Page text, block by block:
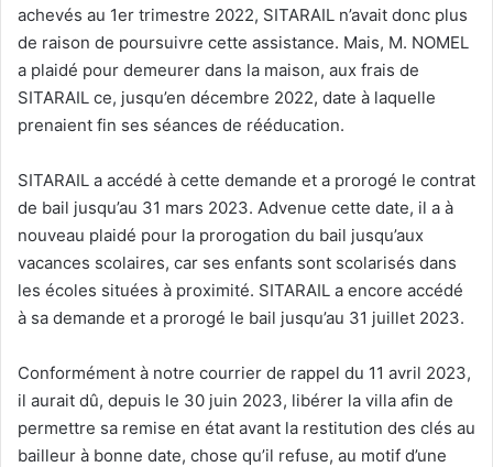
achevés au 1er trimestre 2022, SITARAIL n’avait donc plus
de raison de poursuivre cette assistance. Mais, M. NOMEL
a plaidé pour demeurer dans la maison, aux frais de
SITARAIL ce, jusqu’en décembre 2022, date à laquelle
prenaient fin ses séances de rééducation.
SITARAIL a accédé à cette demande et a prorogé le contrat
de bail jusqu’au 31 mars 2023. Advenue cette date, il a à
nouveau plaidé pour la prorogation du bail jusqu’aux
vacances scolaires, car ses enfants sont scolarisés dans
les écoles situées à proximité. SITARAIL a encore accédé
à sa demande et a prorogé le bail jusqu’au 31 juillet 2023.
Conformément à notre courrier de rappel du 11 avril 2023,
il aurait dû, depuis le 30 juin 2023, libérer la villa afin de
permettre sa remise en état avant la restitution des clés au
bailleur à bonne date, chose qu’il refuse, au motif d’une